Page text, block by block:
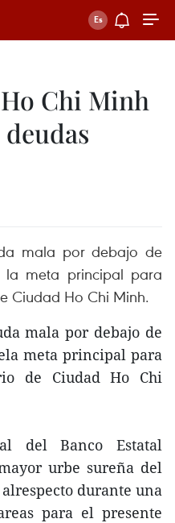
Chi Minh
mala por debajo de
la meta principal para
Ciudad Ho Chi Minh.
mala por debajo de
meta principal para
de Ciudad Ho Chi
del Banco Estatal
urbe sureña del
durante una
para el presente